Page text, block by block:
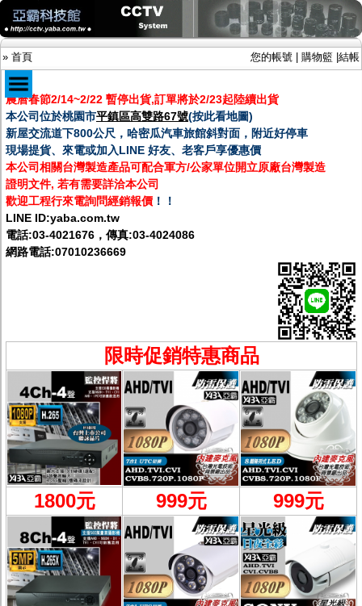
» 首頁 您的帳號 購物籃 結帳
商品目錄
限時促銷特惠專案
IP網路攝影機及錄放影機
AHD DVR數位錄放影機
AHD半球型(適用屋內)
AHD中小型紅外線攝影機(適用騎樓、室內外)
AHD防護罩型攝影機(適用屋外，紅外線照射
距離遠）
AHD特殊功能型攝影機
多路攝影機單軸傳輸
監聽器.麥克風
視訊轉換設備
雙絞線傳輸器
雜訊改善器
分配放大器
網路線用水晶頭
網路線
懶人線.同軸線.花線
線頭.插座.延長線.HDMI線
集線盒.防水盒.配線盒
變壓器.避雷器
轉接頭
偽裝嚇阻假監視器. 警示防盜貼紙
行車紀錄器.車用插座配件
電腦工業機殼
農曆春節2/14~2/22 暫停出貨,訂單將於2/23起陸續出貨
本公司位於桃園市平鎮區高雙路67號(按此看地圖)
新屋交流道下800公尺，哈密瓜汽車旅館斜對面，附近好停車
現場提貨、來電或加入LINE 好友、老客戶享優惠價
本公司相關台灣製造產品可配合軍方/公家單位開立原廠台灣製造
證明文件, 若有需要詳洽本公司
歡迎工程行來電詢問經銷報價 ！！
LINE ID:yaba.com.tw
電話:03-4021676 ，傳真:03-4024086
網路電話:07010236669
限時促銷特惠商品
1800元 999元 999元